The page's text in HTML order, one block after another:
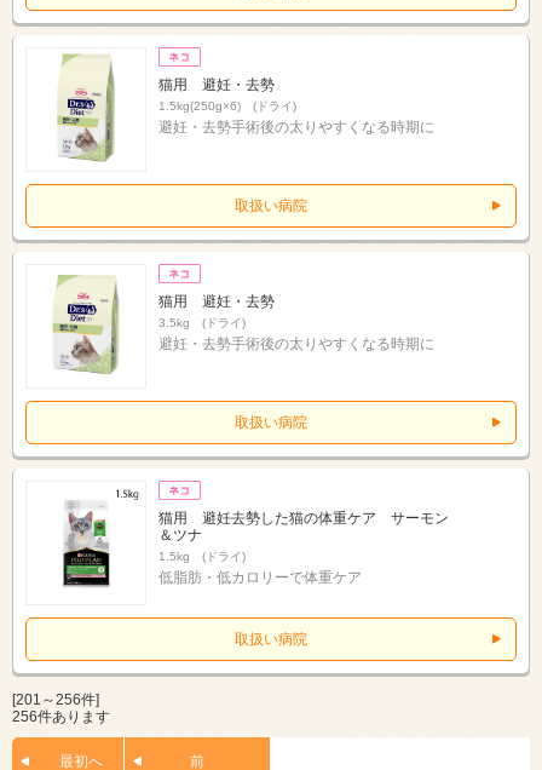
猫用 避妊・去勢
1.5kg(250g×6) (ドライ)
避妊・去勢手術後の太りやすくなる時期に
取扱い病院
猫用 避妊・去勢
3.5kg (ドライ)
避妊・去勢手術後の太りやすくなる時期に
取扱い病院
猫用 避妊去勢した猫の体重ケア サーモン
＆ツナ
1.5kg (ドライ)
低脂肪・低カロリーで体重ケア
取扱い病院
[201～256件]
256件あります
最初へ 前